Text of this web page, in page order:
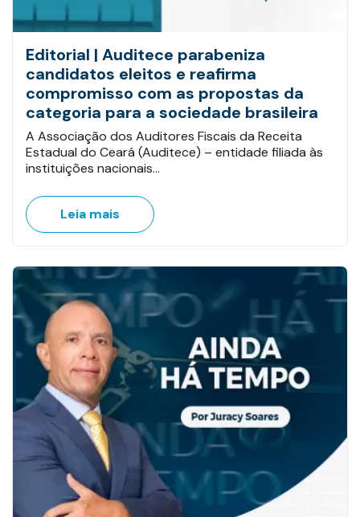
Editorial | Auditece parabeniza
candidatos eleitos e reafirma
compromisso com as propostas da
categoria para a sociedade brasileira
A Associação dos Auditores Fiscais da Receita
Estadual do Ceará (Auditece) – entidade filiada às
instituições nacionais…
Leia mais